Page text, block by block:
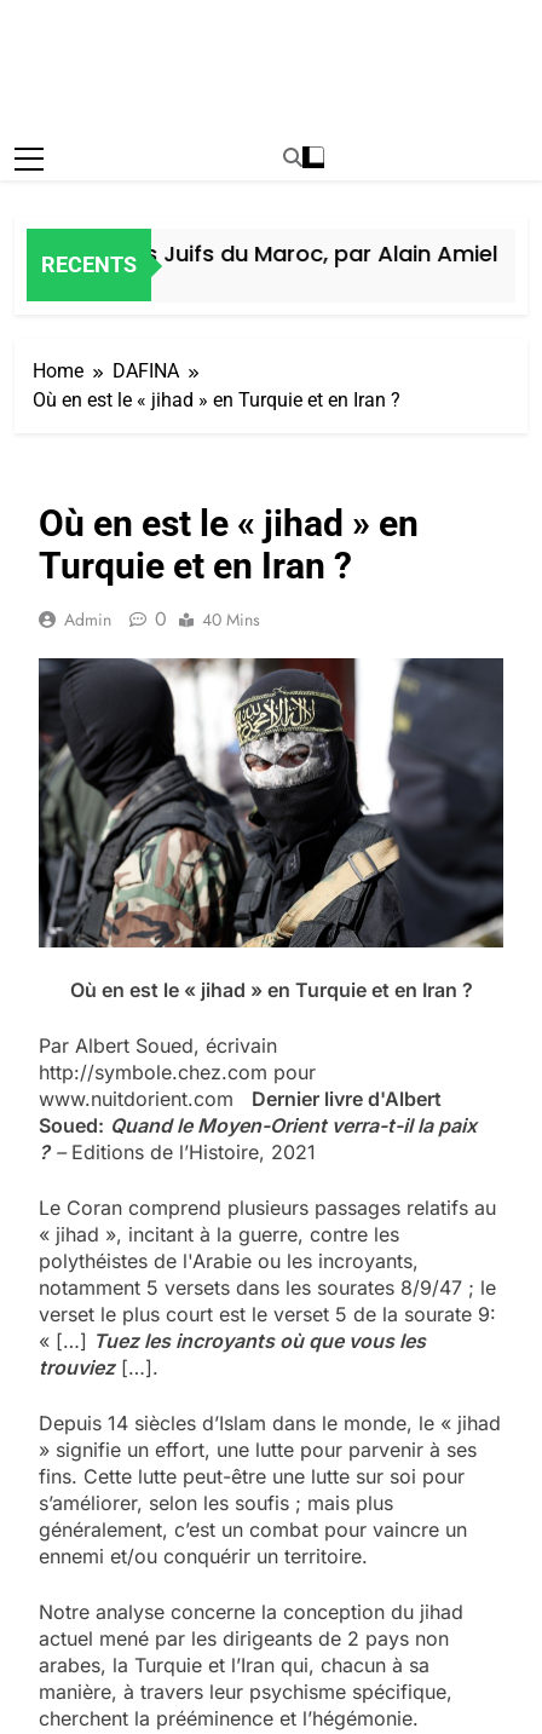
RECENTS
des Juifs du Maroc, par Alain Amiel
Home
DAFINA
Où en est le « jihad » en Turquie et en Iran ?
Où en est le « jihad » en
Turquie et en Iran ?
Admin 0 40 Mins
Où en est le « jihad » en Turquie et en Iran ?
Par Albert Soued, écrivain
http://symbole.chez.com pour
www.nuitdorient.com Dernier livre d'Albert
Soued: Quand le Moyen-Orient verra-t-il la paix
?– Editions de l’Histoire, 2021
Le Coran comprend plusieurs passages relatifs au
« jihad », incitant à la guerre, contre les
polythéistes de l'Arabie ou les incroyants,
notamment 5 versets dans les sourates 8/9/47 ; le
verset le plus court est le verset 5 de la sourate 9:
« […] Tuez les incroyants où que vous les
trouviez[…].
Depuis 14 siècles d’Islam dans le monde, le « jihad
» signifie un effort, une lutte pour parvenir à ses
fins. Cette lutte peut-être une lutte sur soi pour
s’améliorer, selon les soufis ; mais plus
généralement, c’est un combat pour vaincre un
ennemi et/ou conquérir un territoire.
Notre analyse concerne la conception du jihad
actuel mené par les dirigeants de 2 pays non
arabes, la Turquie et l’Iran qui, chacun à sa
manière, à travers leur psychisme spécifique,
cherchent la prééminence et l’hégémonie.